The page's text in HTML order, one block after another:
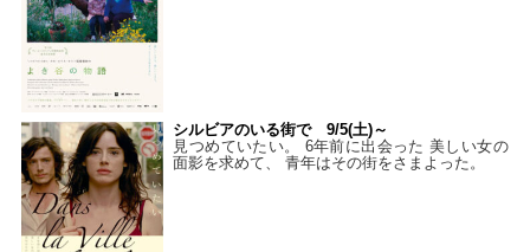
シルビアのいる街で 9/5(土)～
見つめていたい。 6年前に出会った 美しい女の
面影を求めて、 青年はその街をさまよった。